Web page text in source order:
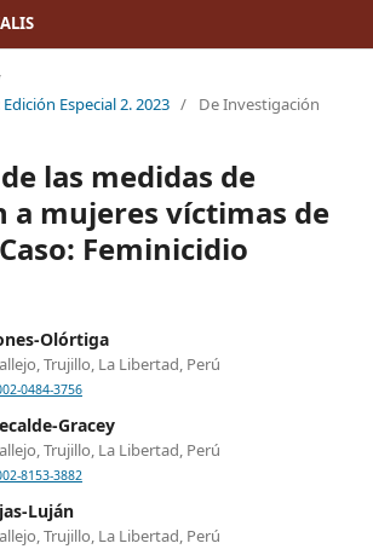
Especial 2. 2023 / De Investigación
las medidas de
a mujeres víctimas de
Feminicidio
Olórtiga
Trujillo, La Libertad, Perú
0484-3756
Gracey
Trujillo, La Libertad, Perú
8153-3882
Luján
Trujillo, La Libertad, Perú